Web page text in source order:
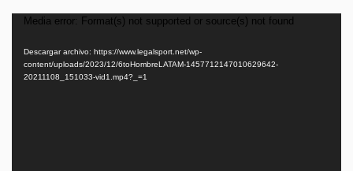
Reproductor
vídeo
Media error: Format(s) not supported or source(s) not found
Descargar archivo: https://www.legalsport.net/wp-
content/uploads/2023/12/6toHombreLATAM-1457712147010629642-
20211108_151033-vid1.mp4?_=1